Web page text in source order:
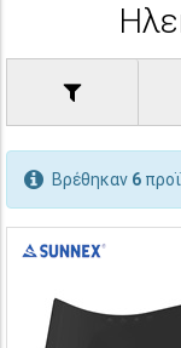
Βρέθηκαν 6